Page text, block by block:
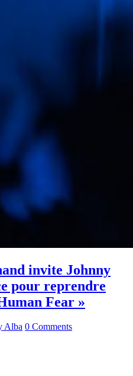
invite Johnny
pour reprendre
Fear »
Alba 0 Comments